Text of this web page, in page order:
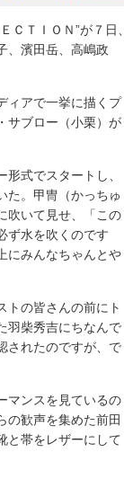
ＴＩＯＮ”が７日、
、濱田岳、高嶋政
ィアで一挙に描くプ
サブロー（小栗）が
式でスタートし、
た。甲冑（かっちゅ
吹いて見せ、「この
ず水を吹くのです
にみんなちゃんとや
トの皆さんの前にト
羽柴秀吉にちなんで
されたのですが、で
マンスを見ているの
の歓声を集めた前田
と帯をレザーにして